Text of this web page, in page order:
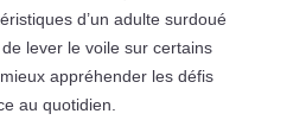
d’un adulte surdoué
lever le voile sur certains
appréhender les défis
au quotidien.